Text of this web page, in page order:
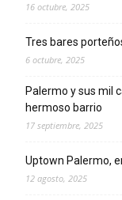
16 octubre, 2025
Tres bares
6 octubre, 2025
Palermo y sus mil
hermoso barrio
17 septiembre, 2025
Uptown Palermo,
12 agosto, 2025